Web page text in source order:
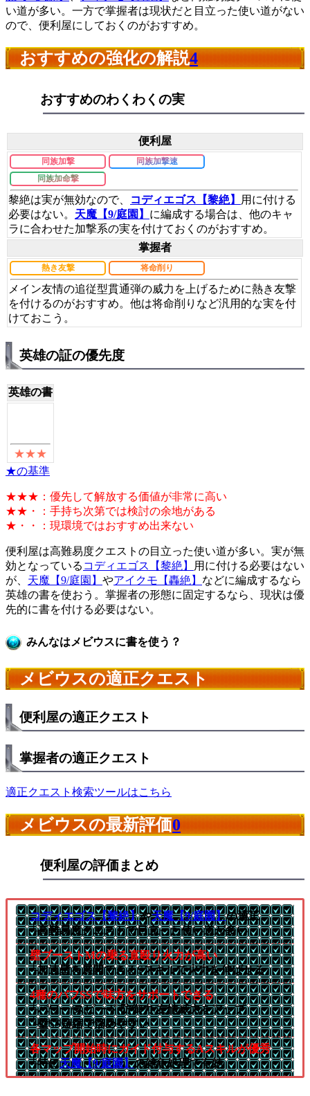
い道が多い。一方で掌握者は現状だと目立った使い道がない
ので、便利屋にしておくのがおすすめ。
おすすめの強化の解説4
おすすめのわくわくの実
便利屋
同族加撃
同族加撃速
同族加命撃
黎絶は実が無効なので、 コディエゴス【黎絶】
用に付ける
必要はない。 天魔【9/庭園】 に編成する場合は、他のキャ
ラに合わせた加撃系の実を付けておくのがおすすめ。
掌握者
熱き友撃 将命削り
メイン友情の追従型貫通弾の威力を上げるために熱き友撃
を付けるのがおすすめ。他は将命削りなど汎用的な実を付
けておこう。
英雄の証の優先度
英雄の書
★の基準
★★★：優先して解放する価値が非常に高い
★★・：手持ち次第では検討の余地がある
★・・：現環境ではおすすめ出来ない
便利屋は高難易度クエストの目立った使い道が多い。実が無
効となっている コディエゴス【黎絶】
用に付ける必要はない
が、 天魔【9/庭園】 やアイクモ【轟絶】 などに編成するなら
英雄の書を使おう。掌握者の形態に固定するなら、現状は優
先的に書を付ける必要はない。
みんなはメビウスに書を使う？
メビウスの適正クエスト
便利屋の適正クエスト
掌握者の適正クエスト
適正クエスト検索ツールはこちら
メビウスの最新評価0
便利屋の評価まとめ
コディエゴス【黎絶】や天魔【9/庭園】の適正
└高難易度クエストで目立った使い道が多い
壁ブーストMの乗る直殴り火力が高い
└加速壁を展開できるSスキルで火力を伸ばせる
4種のバフSSで味方をサポートできる
└パワー/スピード/防御力/友情威力をアップ
└壁SS短縮で溜めやすい
各マップ開始時にガイド付与するAスキルが優秀
└特に天魔【9/庭園】の雑魚処理で有効